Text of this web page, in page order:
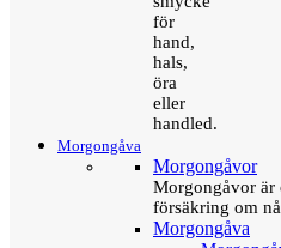
för
hand,
hals,
öra
eller
handled.
Morgongåva
Morgongåvor
Morgongåvor är
försäkring om
Morgongåva